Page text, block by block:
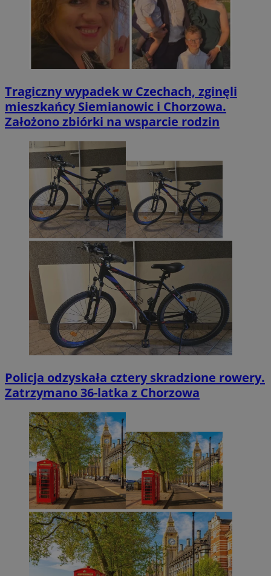
Tragiczny wypadek w Czechach, zginęli
mieszkańcy Siemianowic i Chorzowa.
Założono zbiórki na wsparcie rodzin
Policja odzyskała cztery skradzione rowery.
Zatrzymano 36-latka z Chorzowa